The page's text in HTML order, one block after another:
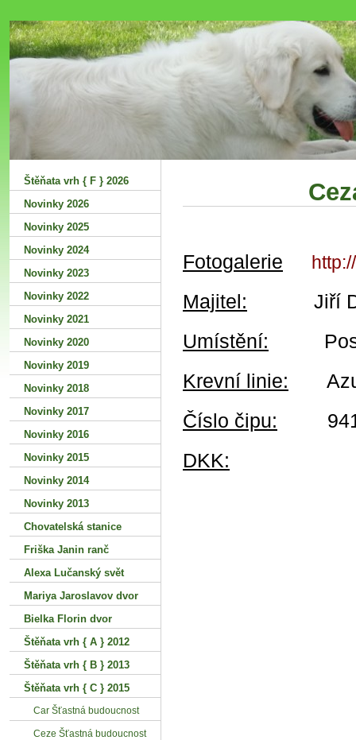
Šťastná
Fotogalerie
Majitel: Jiří
Umístění:
Krevní linie:
Číslo čipu:
DKK:
Štěňata vrh { F } 2026
Novinky 2026
Novinky 2025
Novinky 2024
Novinky 2023
Novinky 2022
Novinky 2021
Novinky 2020
Novinky 2019
Novinky 2018
Novinky 2017
Novinky 2016
Novinky 2015
Novinky 2014
Novinky 2013
Chovatelská stanice
Friška Janin ranč
Alexa Lučanský svět
Mariya Jaroslavov dvor
Bielka Florin dvor
Štěňata vrh { A } 2012
Štěňata vrh { B } 2013
Štěňata vrh { C } 2015
Car Šťastná budoucnost
Ceze Šťastná budoucnost